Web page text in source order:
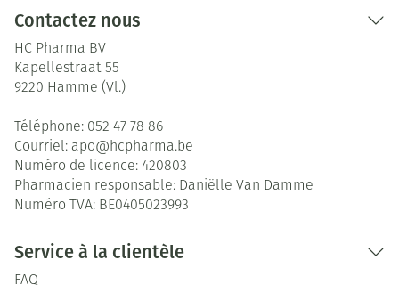
Contactez nous
HC Pharma BV
Kapellestraat 55
9220 Hamme (Vl.)
Téléphone: 052 47 78 86
Courriel: apo@hcpharma.be
Numéro de licence: 420803
Pharmacien responsable: Daniëlle Van Damme
Numéro TVA: BE0405023993
Service à la clientèle
FAQ